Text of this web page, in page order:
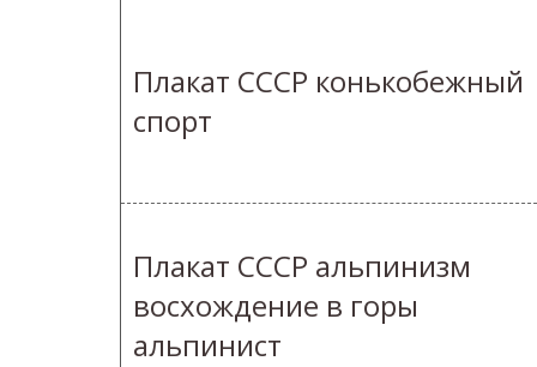
Плакат СССР конькобежный
спорт
Плакат СССР альпинизм
восхождение в горы
альпинист